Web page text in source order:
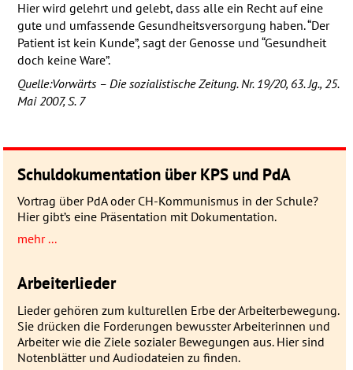
Hier wird gelehrt und gelebt, dass alle ein Recht auf eine
gute und umfassende Gesundheitsversorgung haben. “Der
Patient ist kein Kunde”, sagt der Genosse und “Gesundheit
doch keine Ware”.
Quelle: Vorwärts – Die sozialistische Zeitung. Nr. 19/20, 63. Jg., 25.
Mai 2007, S. 7
Schuldokumentation über KPS und PdA
Vortrag über PdA oder CH-Kommunismus in der Schule?
Hier gibt’s eine Präsentation mit Dokumentation.
mehr ...
Arbeiterlieder
Lieder gehören zum kulturellen Erbe der Arbeiterbewegung.
Sie drücken die Forderungen bewusster Arbeiterinnen und
Arbeiter wie die Ziele sozialer Bewegungen aus. Hier sind
Notenblätter und Audiodateien zu finden.